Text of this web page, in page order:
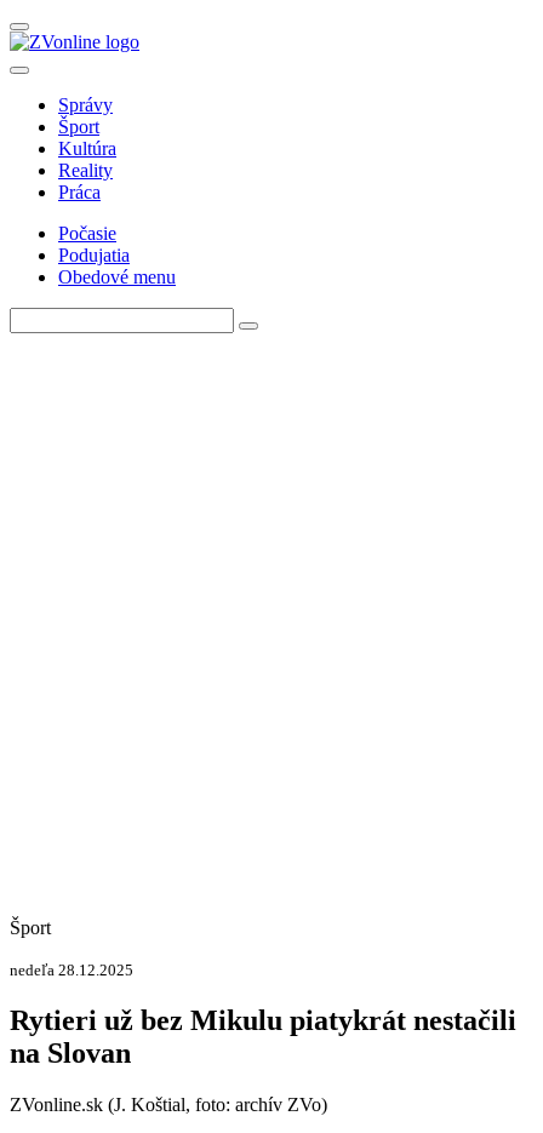
Správy
Šport
Kultúra
Reality
Práca
Počasie
Podujatia
Obedové menu
Šport
nedeľa 28.12.2025
Rytieri už bez Mikulu piatykrát nestačili
na Slovan
ZVonline.sk (J. Koštial, foto: archív ZVo)